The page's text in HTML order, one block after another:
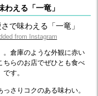
える「一竜」
from Instagram
。倉庫のような外観に赤い
ちらのお店でぜひとも食べ
す。
さりコクのある味わい。